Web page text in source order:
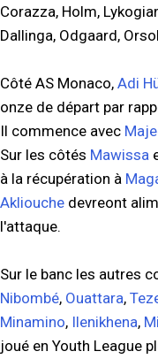
Corazza, Holm,
Dallinga, Odgaard,
Côté AS Monaco, Adi
onze de départ par
Il commence avec
Sur les côtés Mawissa
à la récupération à
Akliouche devreont
l'attaque.
Sur le banc les autres
Nibombé, Ouattara,
Minamino, Ilenikhena,
joué en Youth League